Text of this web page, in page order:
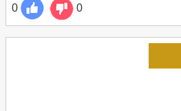
0
0